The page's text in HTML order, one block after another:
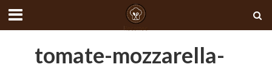
tomate-mozzarella-